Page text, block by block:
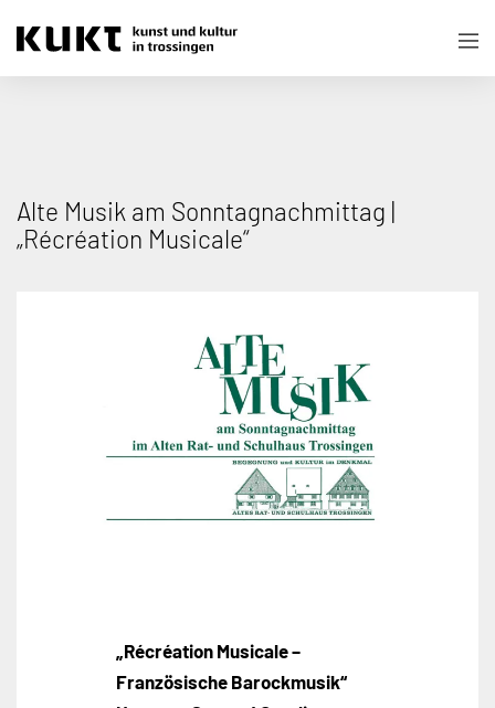
Alte Musik am Sonntagnachmittag |
„Récréation Musicale“
„Récréation Musicale –
Französische Barockmusik“